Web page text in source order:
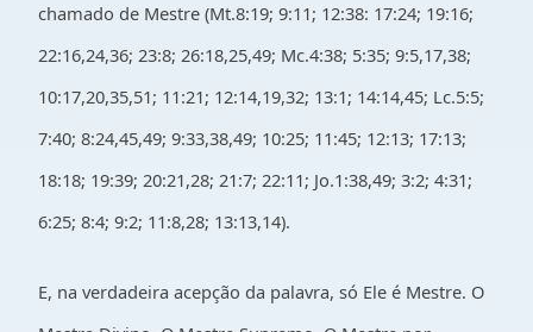
chamado de Mestre (Mt.8:19; 9:11; 12:38: 17:24; 19:16;
22:16,24,36; 23:8; 26:18,25,49; Mc.4:38; 5:35; 9:5,17,38;
10:17,20,35,51; 11:21; 12:14,19,32; 13:1; 14:14,45; Lc.5:5;
7:40; 8:24,45,49; 9:33,38,49; 10:25; 11:45; 12:13; 17:13;
18:18; 19:39; 20:21,28; 21:7; 22:11; Jo.1:38,49; 3:2; 4:31;
6:25; 8:4; 9:2; 11:8,28; 13:13,14).
E, na verdadeira acepção da palavra, só Ele é Mestre. O